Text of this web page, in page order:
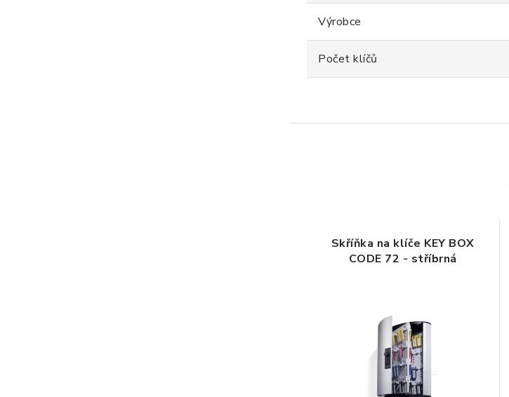
Výrobce
Počet klíčů
Skříňka na klíče KEY BOX
CODE 72 - stříbrná